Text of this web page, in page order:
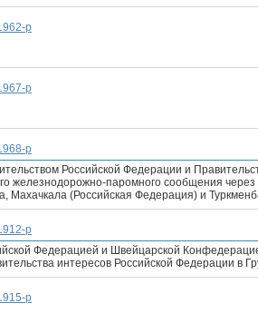
р
р
р
Российской Федерации и
железнодорожно-паромного сообщения
Махачкала (Российская Федерация) и
р
Федерацией и Швейцарской
интересов Российской Федерации в
р